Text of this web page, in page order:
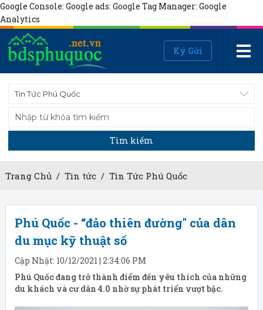
Google Console: Google ads: Google Tag Manager: Google
Analytics
Ký Gửi
Tin Tức Phú Quốc
Tìm kiếm
Trang Chủ/ Tin tức/ Tin Tức Phú Quốc
Phú Quốc - “đảo thiên đường" của dân
du mục kỹ thuật số
Cập Nhật: 10/12/2021 | 2:34:06 PM
Phú Quốc đang trở thành điểm đến yêu thích của những
du khách và cư dân 4.0 nhờ sự phát triển vượt bậc.